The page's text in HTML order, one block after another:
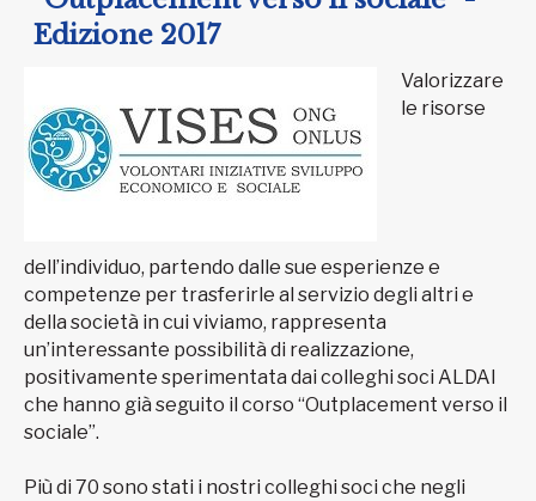
Edizione 2017
Valorizzare
le risorse
dell’individuo, partendo dalle sue esperienze e
competenze per trasferirle al servizio degli altri e
della società in cui viviamo, rappresenta
un’interessante possibilità di realizzazione,
positivamente sperimentata dai colleghi soci ALDAI
che hanno già seguito il corso “Outplacement verso il
sociale”.
Più di 70 sono stati i nostri colleghi soci che negli